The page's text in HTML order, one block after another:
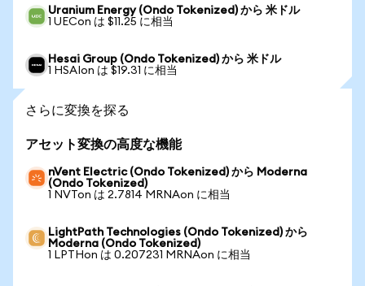
Uranium Energy (Ondo Tokenized) から 米ドル
1 UECon は $11.25 に相当
Hesai Group (Ondo Tokenized) から 米ドル
1 HSAIon は $19.31 に相当
さらに変換を探る
アセット変換の高度な機能
nVent Electric (Ondo Tokenized) から Moderna
(Ondo Tokenized)
1 NVTon は 2.7814 MRNAon に相当
LightPath Technologies (Ondo Tokenized) から
Moderna (Ondo Tokenized)
1 LPTHon は 0.207231 MRNAon に相当